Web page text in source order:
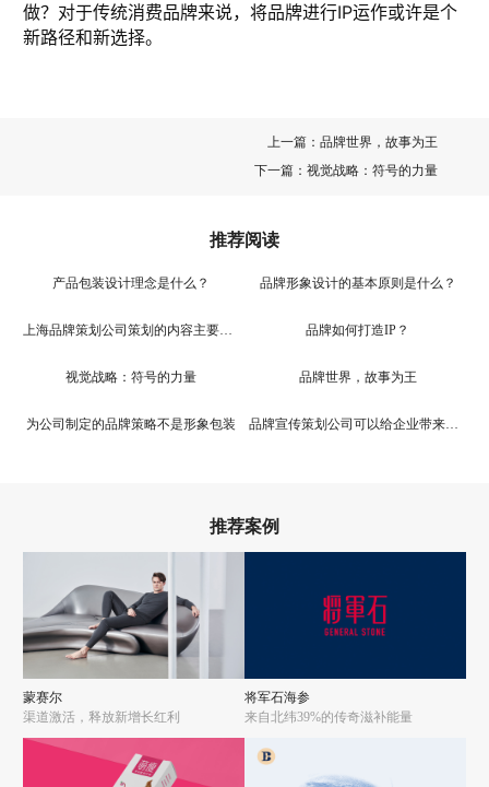
做？对于传统消费品牌来说，将品牌进行IP运作或许是个
新路径和新选择。
上一篇： 品牌世界，故事为王
下一篇： 视觉战略：符号的力量
推荐阅读
产品包装设计理念是什么？ 品牌形象设计的基本原则是什么？
品牌如何打造IP？
视觉战略：符号的力量 品牌世界，故事为王
为公司制定的品牌策略不是形象包装 品牌宣传策划公司可以给企业带来哪些好处
推荐案例
蒙赛尔
渠道激活，释放新增长红利
将军石海参
来自北纬39%的传奇滋补能量